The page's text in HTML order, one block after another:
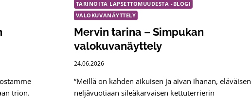
trion.
TARINOITA LAPSETTOMUUDESTA -BLOGI
VALOKUVANÄYTTELY
Mervin tarina – Simpukan
valokuvanäyttely
24.06.2026
“Meillä on kahden aikuisen ja aivan ihanan, eläväisen
neljävuotiaan sileäkarvaisen kettuterrierin